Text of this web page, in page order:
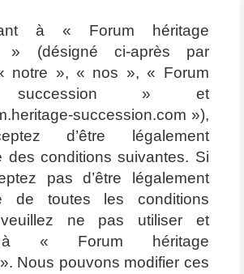
à « Forum héritage
» (désigné ci-après par
notre », « nos », « Forum
succession » et
succession.com »),
d’être légalement
des conditions suivantes. Si
pas d’être légalement
de toutes les conditions
veuillez ne pas utiliser et
à « Forum héritage
Nous pouvons modifier ces